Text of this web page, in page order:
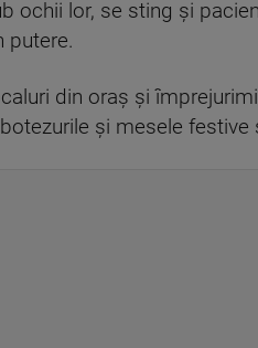
ochii lor, se sting şi
putere.
din oraş şi
şi mesele festive